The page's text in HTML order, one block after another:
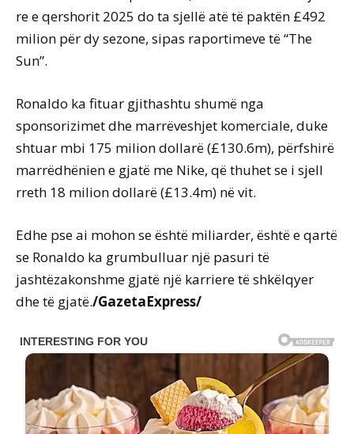
re e qershorit 2025 do ta sjellë atë të paktën £492
milion për dy sezone, sipas raportimeve të “The
Sun”.
Ronaldo ka fituar gjithashtu shumë nga
sponsorizimet dhe marrëveshjet komerciale, duke
shtuar mbi 175 milion dollarë (£130.6m), përfshirë
marrëdhënien e gjatë me Nike, që thuhet se i sjell
rreth 18 milion dollarë (£13.4m) në vit.
Edhe pse ai mohon se është miliarder, është e qartë
se Ronaldo ka grumbulluar një pasuri të
jashtëzakonshme gjatë një karriere të shkëlqyer
dhe të gjatë./GazetaExpress/